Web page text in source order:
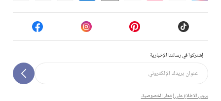
إشتركوا في رسالتنا الإخبارية
يرجى الاطلاع على إشعار الخصوصية.